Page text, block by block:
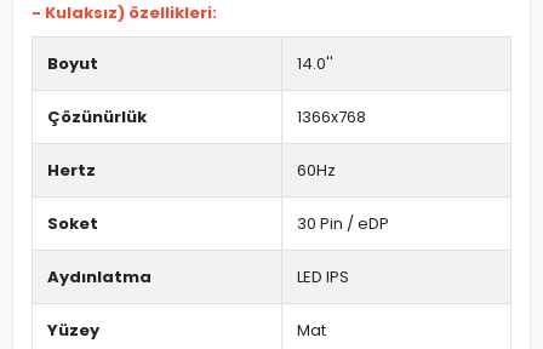
- Kulaksız) özellikleri:
Boyut 14.0''
Çözünürlük 1366x768
Hertz 60Hz
Soket 30 Pin / eDP
Aydınlatma LED IPS
Yüzey Mat